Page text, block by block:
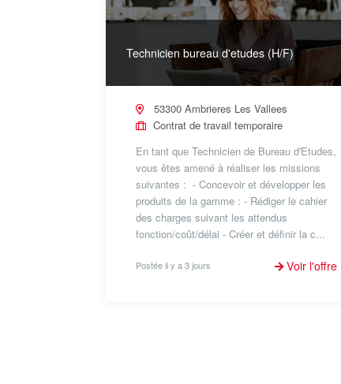
Technicien bureau d'etudes (H/F)
53300 Ambrieres Les Vallees
Contrat de travail temporaire
En tant que Technicien de Bureau d'Etudes,
vous êtes amené à réaliser les missions
suivantes : - Concevoir et développer les
produits de la gamme : - Rédiger le cahier
des charges suivant les attendus
fonction/coût/délai - Créer et définir la c...
Postée il y a 3 jours Voir l'offre